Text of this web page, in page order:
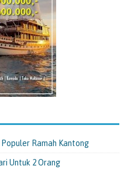
Ramah Kantong
Untuk 2 Orang